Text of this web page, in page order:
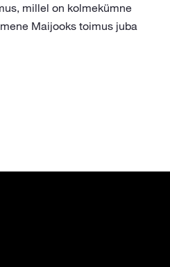
millel on kolmekümne
Maijooks toimus juba